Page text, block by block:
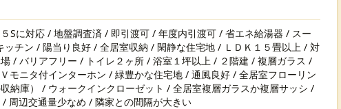
Sに対応 / 地盤調査済 / 即引渡可 / 年度内引渡可 / 省エネ給湯器 / スー
チン / 陽当り良好 / 全居室収納 / 閑静な住宅地 / ＬＤＫ１５畳以上 / 対
/ バリアフリー / トイレ２ヶ所 / 浴室１坪以上 / ２階建 / 複層ガラス /
モニタ付インターホン / 緑豊かな住宅地 / 通風良好 / 全居室フローリン
納庫） / ウォークインクローゼット / 全居室複層ガラスか複層サッシ /
周辺交通量少なめ / 隣家との間隔が大きい